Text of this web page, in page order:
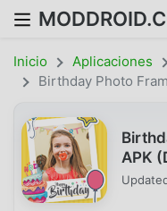
Inicio Aplicaciones
Birthday Photo
APK